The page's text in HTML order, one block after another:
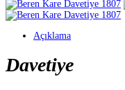
Açıklama
Davetiye